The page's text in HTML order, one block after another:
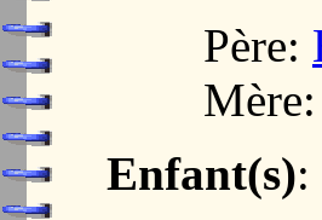
Père:
Mère:
Enfant(s):